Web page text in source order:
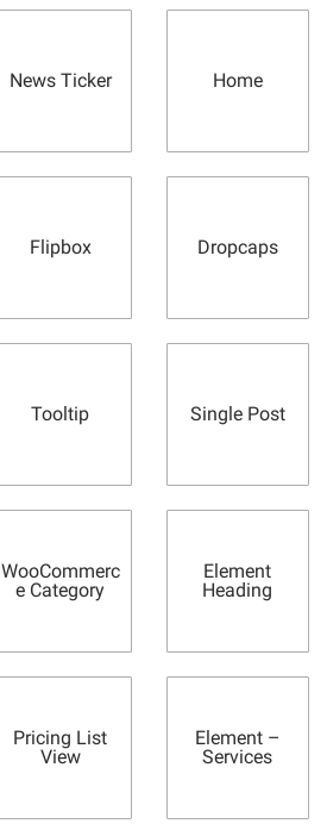
News Ticker Home
Flipbox Dropcaps
Tooltip Single Post
WooCommerc
e Category
Element
Heading
Pricing List
View
Element –
Services